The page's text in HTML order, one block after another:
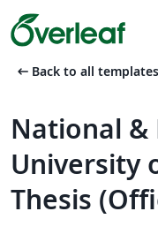
arrow_left_alt Back to all templates
National &
University
Thesis